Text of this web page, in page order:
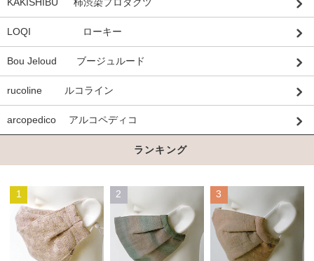
KAKISHIBU 柿渋染プロダクツ
LOQI ローキー
Bou Jeloud ブージュルード
rucoline ルコライン
arcopedico アルコペディコ
ランキング
1 2 3